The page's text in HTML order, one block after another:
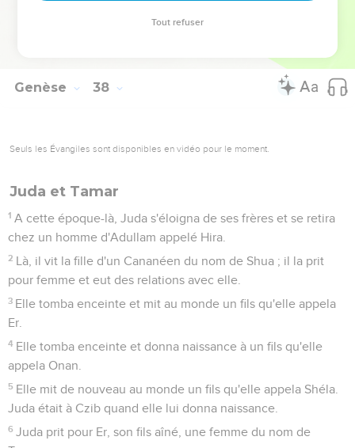
Genèse 38
Seuls les Évangiles sont disponibles en vidéo pour le moment.
Juda et Tamar
1 A cette époque-là, Juda s'éloigna de ses frères et se retira
chez un homme d'Adullam appelé Hira.
2 Là, il vit la fille d'un Cananéen du nom de Shua ; il la prit
pour femme et eut des relations avec elle.
3 Elle tomba enceinte et mit au monde un fils qu'elle appela
Er.
4 Elle tomba enceinte et donna naissance à un fils qu'elle
appela Onan.
5 Elle mit de nouveau au monde un fils qu'elle appela Shéla.
Juda était à Czib quand elle lui donna naissance.
6 Juda prit pour Er, son fils aîné, une femme du nom de
Tout refuser